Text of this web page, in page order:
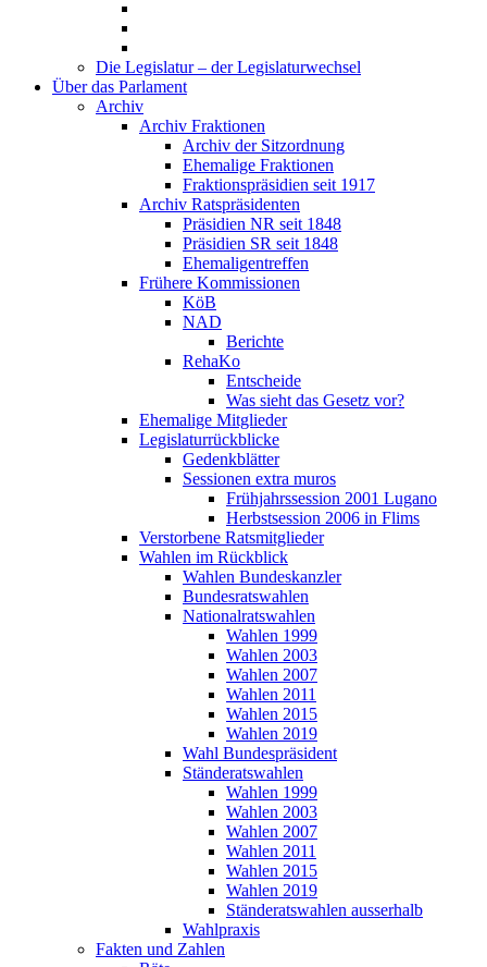
Die Legislatur – der Legislaturwechsel
Über das Parlament
Archiv
Archiv Fraktionen
Archiv der Sitzordnung
Ehemalige Fraktionen
Fraktionspräsidien seit 1917
Archiv Ratspräsidenten
Präsidien NR seit 1848
Präsidien SR seit 1848
Ehemaligentreffen
Frühere Kommissionen
KöB
NAD
Berichte
RehaKo
Entscheide
Was sieht das Gesetz vor?
Ehemalige Mitglieder
Legislaturrückblicke
Gedenkblätter
Sessionen extra muros
Frühjahrssession 2001 Lugano
Herbstsession 2006 in Flims
Verstorbene Ratsmitglieder
Wahlen im Rückblick
Wahlen Bundeskanzler
Bundesratswahlen
Nationalratswahlen
Wahlen 1999
Wahlen 2003
Wahlen 2007
Wahlen 2011
Wahlen 2015
Wahlen 2019
Wahl Bundespräsident
Ständeratswahlen
Wahlen 1999
Wahlen 2003
Wahlen 2007
Wahlen 2011
Wahlen 2015
Wahlen 2019
Ständeratswahlen ausserhalb
Wahlpraxis
Fakten und Zahlen